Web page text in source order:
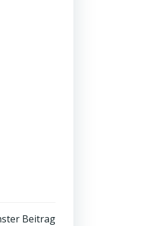
Beitrag